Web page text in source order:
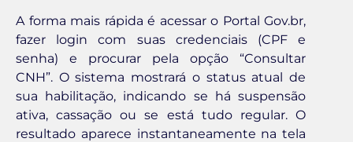
A forma mais rápida é acessar o Portal Gov.br,
fazer login com suas credenciais (CPF e
senha) e procurar pela opção “Consultar
CNH”. O sistema mostrará o status atual de
sua habilitação, indicando se há suspensão
ativa, cassação ou se está tudo regular. O
resultado aparece instantaneamente na tela